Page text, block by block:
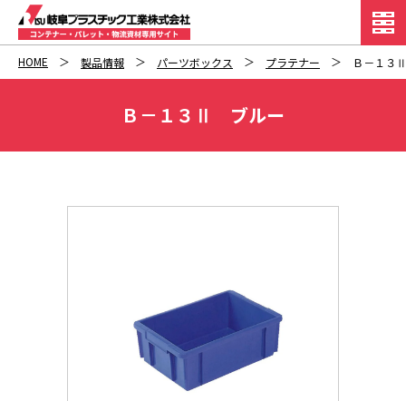
HOME 製品情報 パーツボックス プラテナー Ｂ－１
Ｂ－１３Ⅱ ブルー